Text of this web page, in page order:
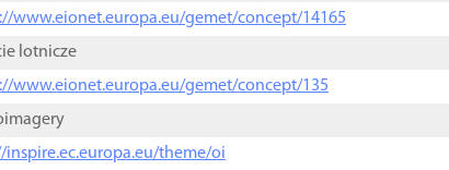
www.eionet.europa.eu/gemet/concept/14165
lotnicze
www.eionet.europa.eu/gemet/concept/135
inspire.ec.europa.eu/theme/oi